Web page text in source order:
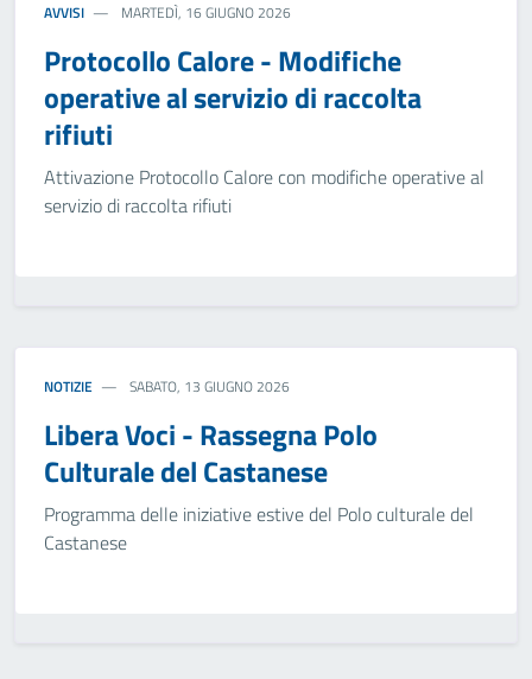
AVVISI MARTEDÌ, 16 GIUGNO 2026
Protocollo Calore - Modifiche
operative al servizio di raccolta
rifiuti
Attivazione Protocollo Calore con modifiche operative al
servizio di raccolta rifiuti
NOTIZIE SABATO, 13 GIUGNO 2026
Libera Voci - Rassegna Polo
Culturale del Castanese
Programma delle iniziative estive del Polo culturale del
Castanese